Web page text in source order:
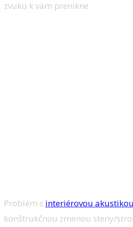
zvuku k vám prenikne.
Problém s interiérovou akustikou
konštrukčnou zmenou steny/